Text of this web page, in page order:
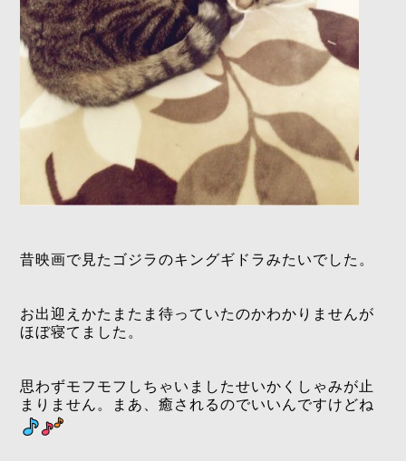
昔映画で見たゴジラのキングギドラみたいでした。
お出迎えかたまたま待っていたのかわかりませんが
ほぼ寝てました。
思わずモフモフしちゃいましたせいかくしゃみが止
まりません。まあ、癒されるのでいいんですけどね